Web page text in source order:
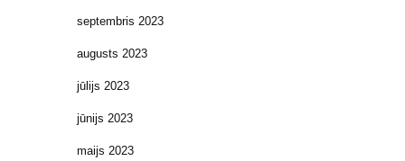
septembris 2023
augusts 2023
jūlijs 2023
jūnijs 2023
maijs 2023